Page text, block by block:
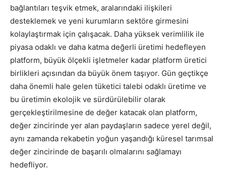
bağlantıları teşvik etmek, aralarındaki ilişkileri
desteklemek ve yeni kurumların sektöre girmesini
kolaylaştırmak için çalışacak. Daha yüksek verimlilik ile
piyasa odaklı ve daha katma değerli üretimi hedefleyen
platform, büyük ölçekli işletmeler kadar platform üretici
birlikleri açısından da büyük önem taşıyor. Gün geçtikçe
daha önemli hale gelen tüketici talebi odaklı üretime ve
bu üretimin ekolojik ve sürdürülebilir olarak
gerçekleştirilmesine de değer katacak olan platform,
değer zincirinde yer alan paydaşların sadece yerel değil,
aynı zamanda rekabetin yoğun yaşandığı küresel tarımsal
değer zincirinde de başarılı olmalarını sağlamayı
hedefliyor.